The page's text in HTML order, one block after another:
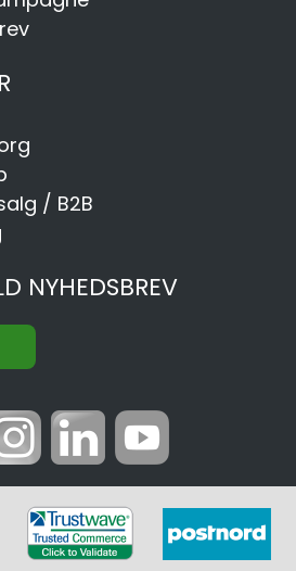
/ B2B
NYHEDSBREV